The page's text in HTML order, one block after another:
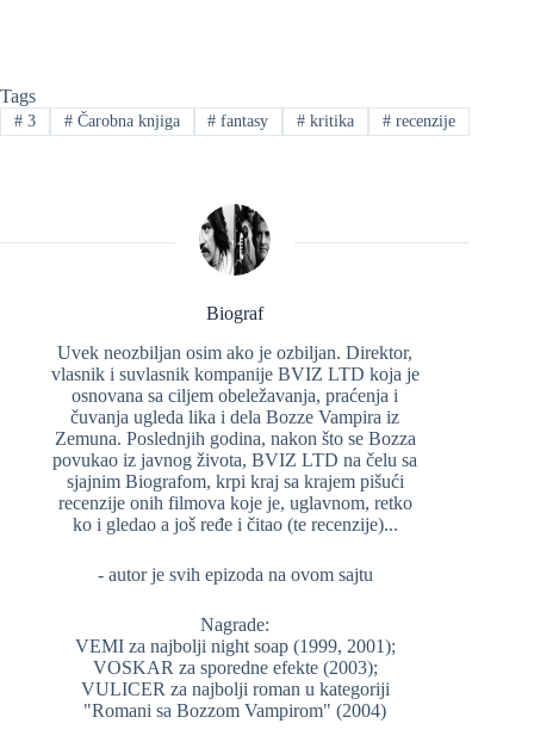
Tags
#3 #Čarobna knjiga # fantasy # kritika # recenzije
Biograf
Uvek neozbiljan osim ako je ozbiljan. Direktor,
vlasnik i suvlasnik kompanije BVIZ LTD koja je
osnovana sa ciljem obeležavanja, praćenja i
čuvanja ugleda lika i dela Bozze Vampira iz
Zemuna. Poslednjih godina, nakon što se Bozza
povukao iz javnog života, BVIZ LTD na čelu sa
sjajnim Biografom, krpi kraj sa krajem pišući
recenzije onih filmova koje je, uglavnom, retko
ko i gledao a još ređe i čitao (te recenzije)...
- autor je svih epizoda na ovom sajtu
Nagrade:
VEMI za najbolji night soap (1999, 2001);
VOSKAR za sporedne efekte (2003);
VULICER za najbolji roman u kategoriji
"Romani sa Bozzom Vampirom" (2004)